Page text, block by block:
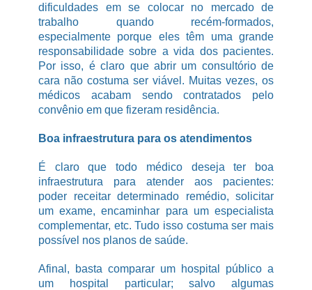
dificuldades em se colocar no mercado de
trabalho quando recém-formados,
especialmente porque eles têm uma grande
responsabilidade sobre a vida dos pacientes.
Por isso, é claro que abrir um consultório de
cara não costuma ser viável. Muitas vezes, os
médicos acabam sendo contratados pelo
convênio em que fizeram residência.
Boa infraestrutura para os atendimentos
É claro que todo médico deseja ter boa
infraestrutura para atender aos pacientes:
poder receitar determinado remédio, solicitar
um exame, encaminhar para um especialista
complementar, etc. Tudo isso costuma ser mais
possível nos planos de saúde.
Afinal, basta comparar um hospital público a
um hospital particular; salvo algumas